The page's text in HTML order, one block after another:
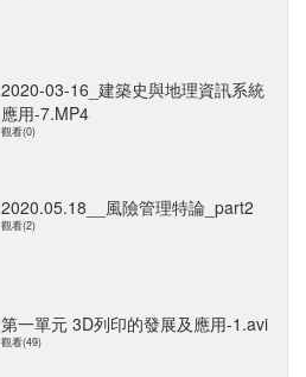
2020-03-16_建築史與地理資訊系統
應用-7.MP4
觀看(0)
2020.05.18__風險管理特論_part2
觀看(2)
第一單元 3D列印的發展及應用-1.avi
觀看(49)